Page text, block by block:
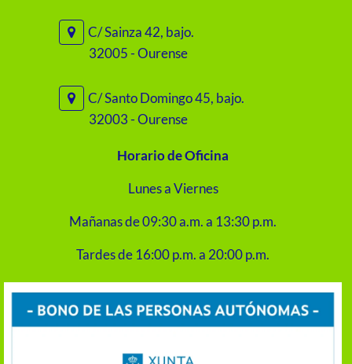
C/ Sainza 42, bajo.
32005 - Ourense
C/ Santo Domingo 45, bajo.
32003 - Ourense
Horario de Oficina
Lunes a Viernes
Mañanas de 09:30 a.m. a 13:30 p.m.
Tardes de 16:00 p.m. a 20:00 p.m.